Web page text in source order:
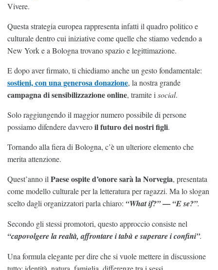
Vivere.
Questa strategia europea rappresenta infatti il quadro politico e
culturale dentro cui iniziative come quelle che stiamo vedendo a
New York e a Bologna trovano spazio e legittimazione.
E dopo aver firmato, ti chiediamo anche un gesto fondamentale:
sostieni, con una generosa donazione, la nostra grande
campagna di sensibilizzazione online, tramite i social.
Solo raggiungendo il maggior numero possibile di persone
possiamo difendere davveroil futuro dei nostri figli.
Tornando alla fiera di Bologna, c’è un ulteriore elemento che
merita attenzione.
Quest’anno il Paese ospite d’onore sarà la Norvegia, presentata
come modello culturale per la letteratura per ragazzi. Ma lo slogan
scelto dagli organizzatori parla chiaro: “What if?”— “E se?”.
Secondo gli stessi promotori, questo approccio consiste nel
“capovolgere la realtà, affrontare i tabù e superare i confini”.
Una formula elegante per dire che si vuole mettere in discussione